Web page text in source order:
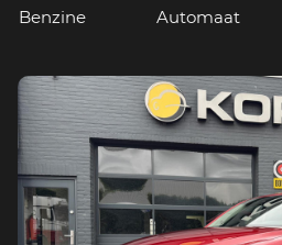
Benzine
Automaat